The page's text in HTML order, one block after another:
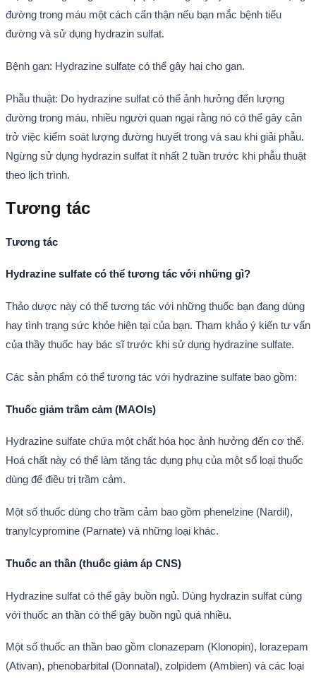
đường trong máu một cách cẩn thận nếu bạn mắc bệnh tiểu
đường và sử dụng hydrazin sulfat.
Bệnh gan: Hydrazine sulfate có thể gây hại cho gan.
Phẫu thuật: Do hydrazine sulfat có thể ảnh hưởng đến lượng
đường trong máu, nhiều người quan ngại rằng nó có thể gây cản
trở việc kiểm soát lượng đường huyết trong và sau khi giải phẫu.
Ngừng sử dụng hydrazin sulfat ít nhất 2 tuần trước khi phẫu thuật
theo lịch trình.
Tương tác
Tương tác
Hydrazine sulfate có thể tương tác với những gì?
Thảo dược này có thể tương tác với những thuốc bạn đang dùng
hay tình trạng sức khỏe hiện tại của bạn. Tham khảo ý kiến tư vấn
của thầy thuốc hay bác sĩ trước khi sử dụng hydrazine sulfate.
Các sản phẩm có thể tương tác với hydrazine sulfate bao gồm:
Thuốc giảm trầm cảm (MAOIs)
Hydrazine sulfate chứa một chất hóa học ảnh hưởng đến cơ thể.
Hoá chất này có thể làm tăng tác dụng phụ của một số loại thuốc
dùng để điều trị trầm cảm.
Một số thuốc dùng cho trầm cảm bao gồm phenelzine (Nardil),
tranylcypromine (Parnate) và những loại khác.
Thuốc an thần (thuốc giảm áp CNS)
Hydrazine sulfat có thể gây buồn ngủ. Dùng hydrazin sulfat cùng
với thuốc an thần có thể gây buồn ngủ quá nhiều.
Một số thuốc an thần bao gồm clonazepam (Klonopin), lorazepam
(Ativan), phenobarbital (Donnatal), zolpidem (Ambien) và các loại